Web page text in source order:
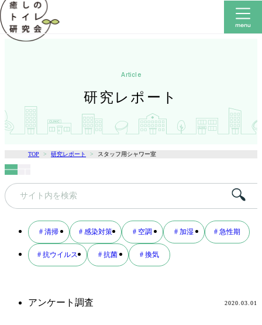
研究レポート
article
TOP 研究レポート スタッフ用シャワー室
アンケート調査 2020.03.01
キ
# 清掃 # 感染対策 # 空調 # 加湿 # 急性期
# 抗ウイルス # 抗菌 # 換気